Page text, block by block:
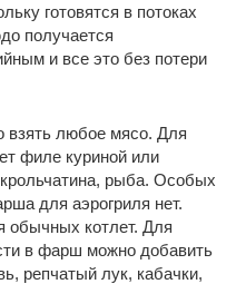
готовятся в потоках
получается
и все это без потери
взять любое мясо. Для
филе куриной или
рыба. Особых
для аэрогриля нет.
обычных котлет. Для
в фарш можно добавить
репчатый лук, кабачки,